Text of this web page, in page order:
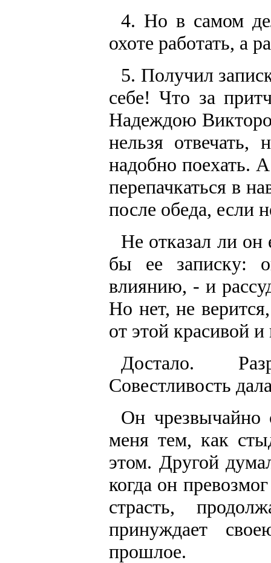
4. Но в самом
охоте работать, а
5. Получил
себе! Что за
Надеждою
нельзя
надобно поехать.
перепачкаться в
после обеда, если
Не отказал ли он
бы ее записку:
влиянию, - и
Но нет, не
от этой красивой
Достало.
Совестливость
Он чрезвычайно
меня тем, как
этом. Другой
когда он
страсть,
принуждает
прошлое.